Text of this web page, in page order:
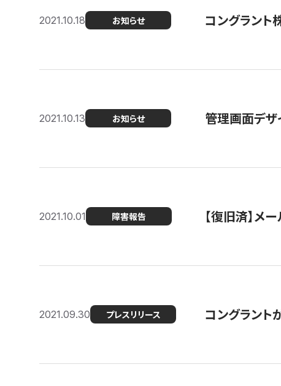
2021.10.18 お知らせ コングラント
2021.10.13 お知らせ 管理画面デザ
2021.10.01 障害報告 【復旧済】メ
2021.09.30 プレスリリース コングラント